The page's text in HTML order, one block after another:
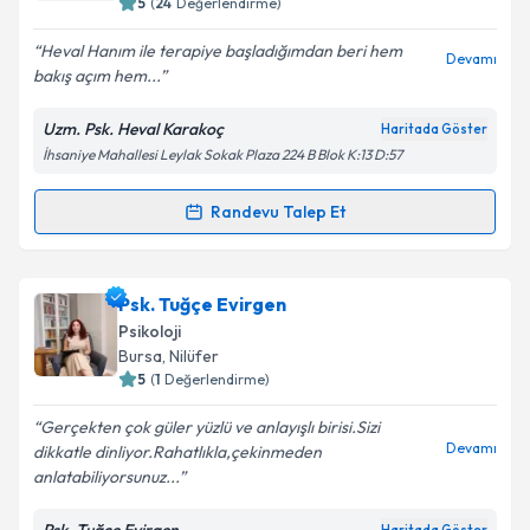
E-posta Adresiniz
Kişisel verilerimin işlenmesine ilişkinAydınlatma
Metni'ni okudum ve kişisel verilerimin belirtilen
kapsamda işlenmesini kabul ediyorum.
Heval Hanım ile terapiye başladığımdan beri hem
bakış açım hem...
Devamı
Uzm. Psk. Heval Karakoç Haritada Göster
İhsaniye Mahallesi Leylak Sokak Plaza 224 B Blok K:13 D:57
Randevu Talep Et
Randevu Takvimi Talebi
Uzm. Psk. Heval Karakoçiçin randevu takvimi talebi
oluşturun. Size bu uzmandan randevu almanız için bir
takvim hazırlandığında e-posta ile bilgilendireceğiz.
Psk. Tuğçe Evirgen
Psikoloji
Bursa, Nilüfer
5 (1 Değerlendirme)
Gerçekten çok güler yüzlü ve anlayışlı birisi.Sizi
dikkatle dinliyor.Rahatlıkla,çekinmeden
anlatabiliyorsunuz...
Devamı